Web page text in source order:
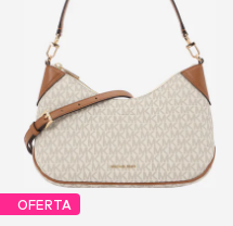
OFERTA